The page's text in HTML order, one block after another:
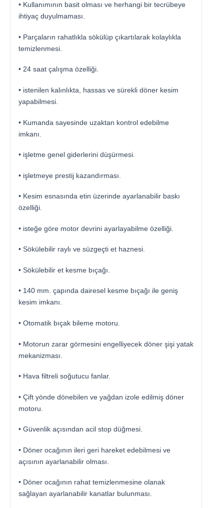
• Kullanımının basit olması ve herhangi bir tecrübeye
ihtiyaç duyulmaması.
• Parçaların rahatlıkla sökülüp çıkartılarak kolaylıkla
temizlenmesi.
• 24 saat çalışma özelliği.
• istenilen kalınlıkta, hassas ve sürekli döner kesim
yapabilmesi.
• Kumanda sayesinde uzaktan kontrol edebilme
imkanı.
• işletme genel giderlerini düşürmesi.
• işletmeye prestij kazandırması.
• Kesim esnasında etin üzerinde ayarlanabilir baskı
özelliği.
• isteğe göre motor devrini ayarlayabilme özelliği.
• Sökülebilir raylı ve süzgeçti et haznesi.
• Sökülebilir et kesme bıçağı.
• 140 mm. çapında dairesel kesme bıçağı ile geniş
kesim imkanı.
• Otomatik bıçak bileme motoru.
• Motorun zarar görmesini engelliyecek döner şişi yatak
mekanizması.
• Hava filtreli soğutucu fanlar.
• Çift yönde dönebilen ve yağdan izole edilmiş döner
motoru.
• Güvenlik açısından acil stop düğmesi.
• Döner ocağının ileri geri hareket edebilmesi ve
açısının ayarlanabilir olması.
• Döner ocağının rahat temizlenmesine olanak
sağlayan ayarlanabilir kanatlar bulunması.